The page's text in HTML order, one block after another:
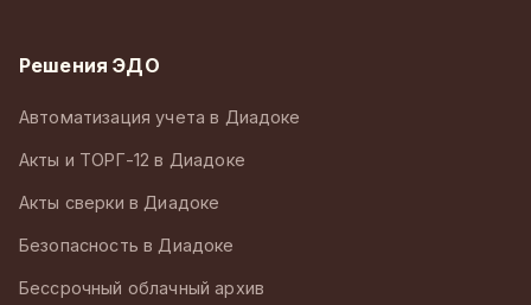
Решения ЭДО
Автоматизация учета в Диадоке
Акты и ТОРГ-12 в Диадоке
Акты сверки в Диадоке
Безопасность в Диадоке
Бессрочный облачный архив